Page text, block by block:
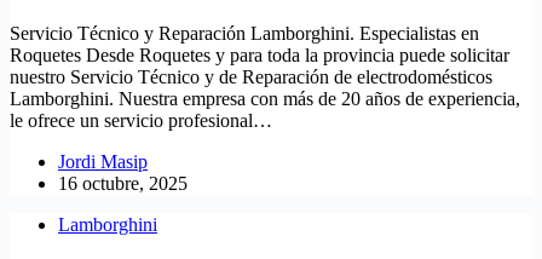
Servicio Técnico y Reparación Lamborghini. Especialistas en
Roquetes Desde Roquetes y para toda la provincia puede solicitar
nuestro Servicio Técnico y de Reparación de electrodomésticos
Lamborghini. Nuestra empresa con más de 20 años de experiencia,
le ofrece un servicio profesional…
Jordi Masip
16 octubre, 2025
Lamborghini